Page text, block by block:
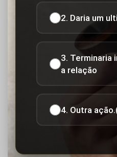
2. Daria um
3. Terminaria
a relação
4. Outra